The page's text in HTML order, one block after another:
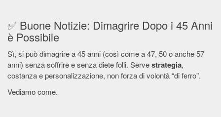
✅ Buone Notizie: Dimagrire Dopo i 45 Anni
è Possibile
Sì, si può dimagrire a 45 anni (così come a 47, 50 o anche 57
anni) senza soffrire e senza diete folli. Servestrategia,
costanza e personalizzazione, non forza di volontà “di ferro”.
Vediamo come.